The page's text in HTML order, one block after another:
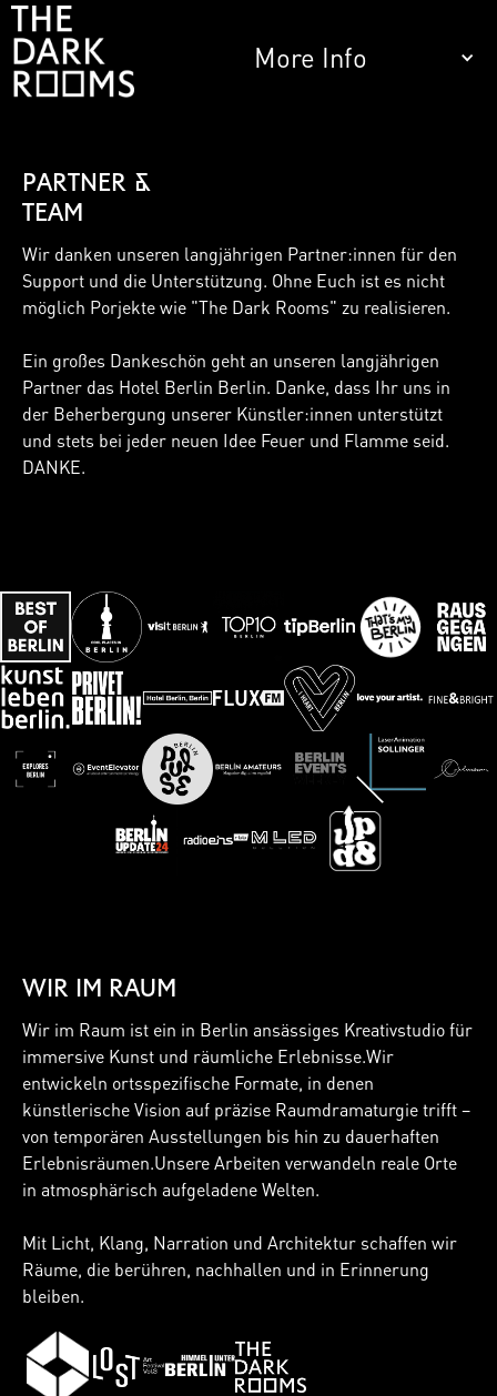
More Info
PARTNER &
TEAM
Wir danken unseren langjährigen Partner:innen für den
Support und die Unterstützung. Ohne Euch ist es nicht
möglich Porjekte wie "The Dark Rooms" zu realisieren.
Ein großes Dankeschön geht an unseren langjährigen
Partner das Hotel Berlin Berlin. Danke, dass Ihr uns in
der Beherbergung unserer Künstler:innen unterstützt
und stets bei jeder neuen Idee Feuer und Flamme seid.
DANKE.
WIR IM RAUM
Wir im Raum ist ein in Berlin ansässiges Kreativstudio für
immersive Kunst und räumliche Erlebnisse.Wir
entwickeln ortsspezifische Formate, in denen
künstlerische Vision auf präzise Raumdramaturgie trifft –
von temporären Ausstellungen bis hin zu dauerhaften
Erlebnisräumen.Unsere Arbeiten verwandeln reale Orte
in atmosphärisch aufgeladene Welten.
Mit Licht, Klang, Narration und Architektur schaffen wir
Räume, die berühren, nachhallen und in Erinnerung
bleiben.